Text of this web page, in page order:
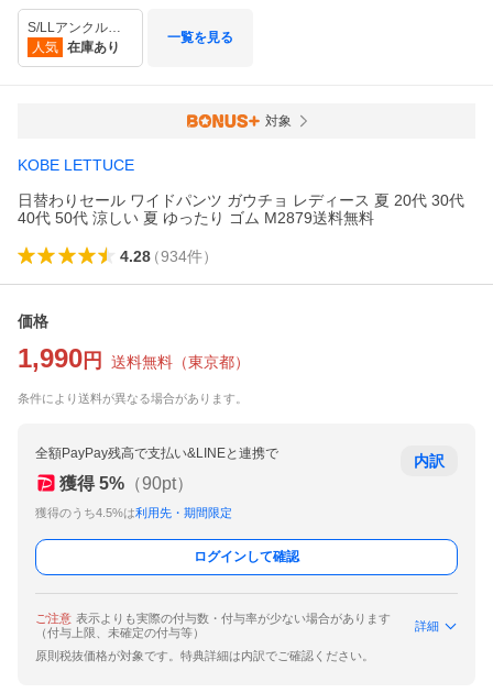
S/LLアンクルタイト
人気 在庫あり
一覧を見る
対象
KOBE LETTUCE
日替わりセール ワイドパンツ ガウチョ レディース 夏 20代 30代
40代 50代 涼しい 夏 ゆったり ゴム M2879送料無料
4.28（934件）
価格
1,990 円 送料無料 （東京都）
条件により送料が異なる場合があります。
全額PayPay残高で支払い&LINEと連携で
獲得 5% （90pt）
獲得のうち4.5%は利用先・期間限定
内訳
ログインして確認
ご注意 表示よりも実際の付与数・付与率が少ない場合があります
（付与上限、未確定の付与等）
詳細
原則税抜価格が対象です。特典詳細は内訳でご確認ください。